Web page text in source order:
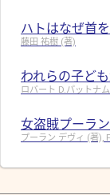
ハトはなぜ首
藤田 祐樹 (著)
われらの子ど
ロバート D.パットナ
女盗賊プーラン
プーラン デヴィ (著),